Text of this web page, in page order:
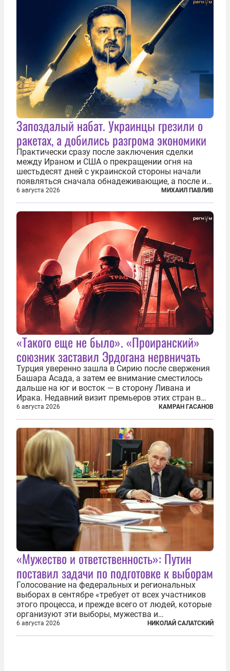
Запоздалый набат. Украинцы грезили о
ракетах, а добились разгрома экономики
Практически сразу после заключения сделки
между Ираном и США о прекращении огня на
шестьдесят дней с украинской стороны начали
появляться сначала обнадеживающие, а после и
вовсе бравурные заявления про некий «перелом»
в войне. Вероятно, в сознании первых лиц
киевского режима и стоящих за ними...
6 августа 2026 МИХАИЛ ПАВЛИВ
«Такого еще не было». «Проиранский»
союзник заставил Эрдогана нервничать
Турция уверенно зашла в Сирию после свержения
Башара Асада, а затем ее внимание сместилось
дальше на юг и восток — в сторону Ливана и
Ирака. Недавний визит премьеров этих стран в
Анкару, договоры об участии турецкой компании
TPAO в разработке нефти иракского Киркука и
«Дороги развития» подтверждают...
6 августа 2026 КАМРАН ГАСАНОВ
«Мужество и ответственность»: Путин
поставил задачи по подготовке к выборам
Голосование на федеральных и региональных
выборах в сентябре «требует от всех участников
этого процесса, и прежде всего от людей, которые
организуют эти выборы, мужества и
ответственного отношения к формированию
власти», — подчеркнул президент Владимир Путин
6 августа 2026 НИКОЛАЙ САЛАТСКИЙ